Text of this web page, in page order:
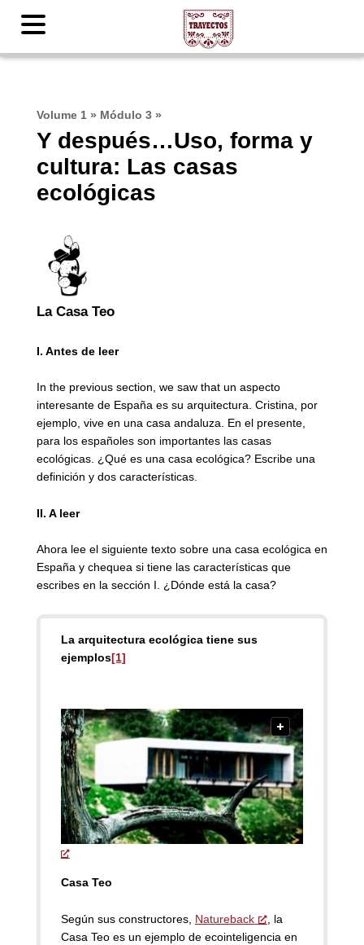
Volume 1» Módulo 3»
Y después…Uso, forma y
cultura: Las casas
ecológicas
La Casa Teo
I. Antes de leer
In the previous section, we saw that un aspecto
interesante de España es su arquitectura. Cristina, por
ejemplo, vive en una casa andaluza. En el presente,
para los españoles son importantes las casas
ecológicas. ¿Qué es una casa ecológica? Escribe una
definición y dos características.
II. A leer
Ahora lee el siguiente texto sobre una casa ecológica en
España y chequea si tiene las características que
escribes en la sección I. ¿Dónde está la casa?
La arquitectura ecológica tiene sus
ejemplos[1]
Casa Teo
Según sus constructores, Natureback
, la
Casa Teo es un ejemplo de ecointeligencia en